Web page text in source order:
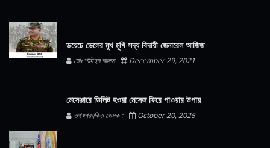
ডয়েচে ভেলের মুখ মুখি সদ্য বিদায়ী জেনারেল আজিজ
মোঃ শাহিদুন আলম December 29, 2021
মেসেঞ্জারে ডিলিট হওয়া মেসেজ ফিরে পাওয়ার উপায়
তথ্যপ্রযুক্তি ডেস্ক : October 20, 2025